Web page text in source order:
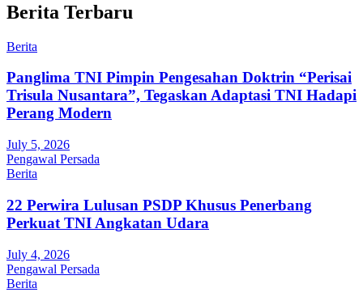
Berita Terbaru
Berita
Panglima TNI Pimpin Pengesahan Doktrin “Perisai
Trisula Nusantara”, Tegaskan Adaptasi TNI Hadapi
Perang Modern
July 5, 2026
Pengawal Persada
Berita
22 Perwira Lulusan PSDP Khusus Penerbang
Perkuat TNI Angkatan Udara
July 4, 2026
Pengawal Persada
Berita